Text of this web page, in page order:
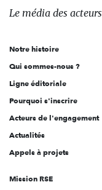
des
l'engagement
Le média des acteurs
Notre histoire
Qui sommes-nous ?
Ligne éditoriale
Pourquoi s'inscrire
Acteurs de l'engagement
Actualités
Appels à projets
Mission RSE